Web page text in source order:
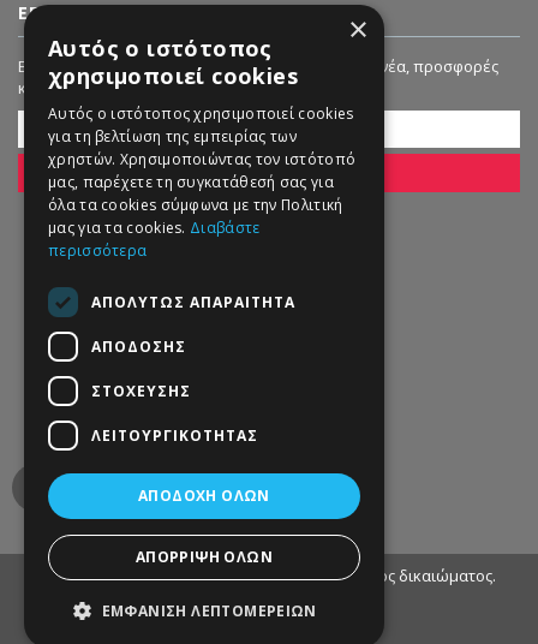
ΕΓΓΡΑΦΗ ΣΤΟ NEWSLETTER
Εγγραφείτε στο Newsletter μας για να λαμβάνετε νέα, προσφορές
και εκπτώσεις!
ΕΓΓΡΑΦΗ
© 2013 - 2022 Petworld. Με επιφύλαξη παντός δικαιώματος.
×
Αυτός ο ιστότοπος
χρησιμοποιεί cookies
Αυτός ο ιστότοπος χρησιμοποιεί cookies
για τη βελτίωση της εμπειρίας των
χρηστών. Χρησιμοποιώντας τον ιστότοπό
μας, παρέχετε τη συγκατάθεσή σας για
όλα τα cookies σύμφωνα με την Πολιτική
μας για τα cookies. Διαβάστε
περισσότερα
ΑΠΟΛΎΤΩΣ ΑΠΑΡΑΊΤΗΤΑ
ΑΠΌΔΟΣΗΣ
ΣΤΌΧΕΥΣΗΣ
ΛΕΙΤΟΥΡΓΙΚΌΤΗΤΑΣ
ΑΠΟΔΟΧΉ ΌΛΩΝ
ΑΠΌΡΡΙΨΗ ΌΛΩΝ
ΕΜΦΆΝΙΣΗ ΛΕΠΤΟΜΕΡΕΙΏΝ